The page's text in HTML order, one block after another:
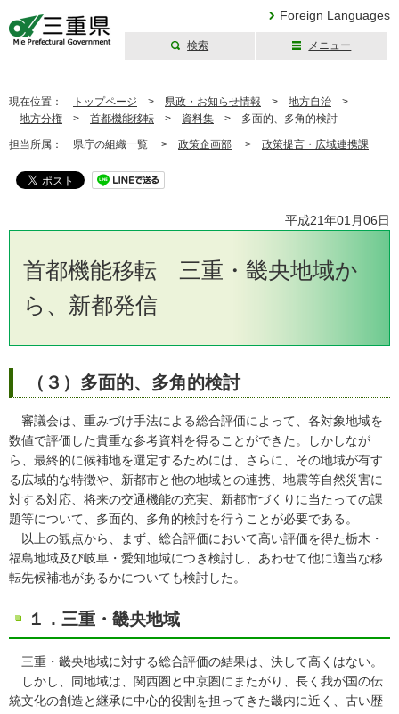
Foreign Languages
検索 メニュー
現在位置： トップページ > 県政・お知らせ情報 > 地方自治 >
地方分権 > 首都機能移転 > 資料集 > 多面的、多角的検討
担当所属： 県庁の組織一覧 > 政策企画部 > 政策提言・広域連携課
平成21年01月06日
首都機能移転 三重・畿央地域か
ら、新都発信
（３）多面的、多角的検討
審議会は、重みづけ手法による総合評価によって、各対象地域を
数値で評価した貴重な参考資料を得ることができた。しかしなが
ら、最終的に候補地を選定するためには、さらに、その地域が有す
る広域的な特徴や、新都市と他の地域との連携、地震等自然災害に
対する対応、将来の交通機能の充実、新都市づくりに当たっての課
題等について、多面的、多角的検討を行うことが必要である。
以上の観点から、まず、総合評価において高い評価を得た栃木・
福島地域及び岐阜・愛知地域につき検討し、あわせて他に適当な移
転先候補地があるかについても検討した。
１．三重・畿央地域
三重・畿央地域に対する総合評価の結果は、決して高くはない。
しかし、同地域は、関西圏と中京圏にまたがり、長く我が国の伝
統文化の創造と継承に中心的役割を担ってきた畿内に近く、古い歴